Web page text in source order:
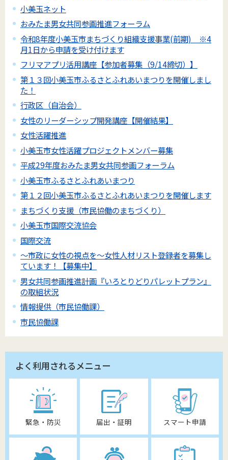
小美玉ネット
おみたま男女共同参画推進フォーラム
令和8年度小美玉市まちづくり組織支援事業(前期) ※4
月1日から申請を受け付けます
フリマアプリ活用講座【参加者募集（9/14締切）】
第１３回小美玉市ふるさとふれあいまつりを開催しまし
た！
行政区（自治会）
女性のリーダーシップ開発講座【開催結果】
女性活躍推進
小美玉市女性活躍プロジェクトメンバー募集
平成29年度おみたま男女共同参画フォーラム
小美玉市ふるさとふれあいまつり
第１２回小美玉市ふるさとふれあいまつりを開催します
まちづくり支援（市民協働のまちづくり）
小美玉市国際交流協会
国際交流
～市政に女性の視点を～女性人材リスト登録者を募集し
ています！【募集中】
男女共同参画推進計画『いろとりどりパレットプラン』
の取組状況
情報提供（市民協働課）
市民協働課
よく利用されるメニュー
緊急・防災 届出・証明 スマート申請